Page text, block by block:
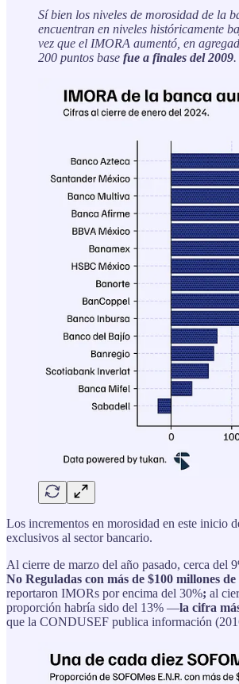
Sí bien los niveles de morosidad de la
encuentran en niveles históricamente
vez que el IMORA aumentó, en
200 puntos base fue a finales del 2009.
Los incrementos en morosidad en este inicio
exclusivos al sector bancario.
Al cierre de marzo del año pasado, cerca del
No Reguladas con más de $100 millones de
reportaron IMORs por encima del 30%; al
proporción habría sido del 13% —la cifra
que la CONDUSEF publica información